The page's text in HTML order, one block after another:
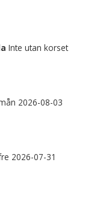
Inte utan korset
2026-08-03
2026-07-31